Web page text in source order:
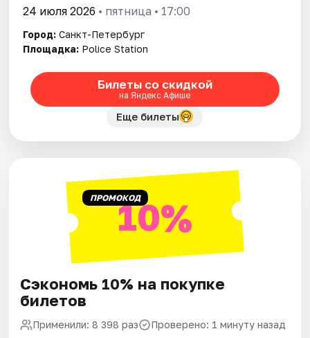
Рейтинги
24 июля 2026 • пятница • 17:00
Город: Санкт-Петербург
Площадка: Police Station
Билеты со скидкой
на Яндекс Афише
Еще билеты
ПРОМОКОД10%
Сэкономь 10% на покупке
билетов
Применили: 8 398 раз Проверено: 1 минуту назад